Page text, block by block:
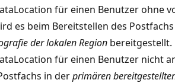
für einen Benutzer ohne
es beim Bereitstellen des
der lokalen Region bereitgestellt.
für einen Benutzer nicht
in derprimären